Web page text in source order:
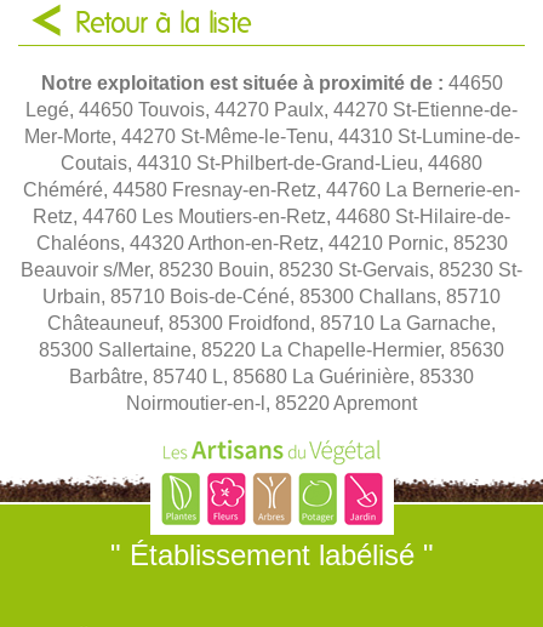
Retour à la liste
Notre exploitation est située à proximité de : 44650
Legé, 44650 Touvois, 44270 Paulx, 44270 St-Etienne-de-
Mer-Morte, 44270 St-Même-le-Tenu, 44310 St-Lumine-de-
Coutais, 44310 St-Philbert-de-Grand-Lieu, 44680
Chéméré, 44580 Fresnay-en-Retz, 44760 La Bernerie-en-
Retz, 44760 Les Moutiers-en-Retz, 44680 St-Hilaire-de-
Chaléons, 44320 Arthon-en-Retz, 44210 Pornic, 85230
Beauvoir s/Mer, 85230 Bouin, 85230 St-Gervais, 85230 St-
Urbain, 85710 Bois-de-Céné, 85300 Challans, 85710
Châteauneuf, 85300 Froidfond, 85710 La Garnache,
85300 Sallertaine, 85220 La Chapelle-Hermier, 85630
Barbâtre, 85740 L, 85680 La Guérinière, 85330
Noirmoutier-en-l, 85220 Apremont
" Établissement labélisé "